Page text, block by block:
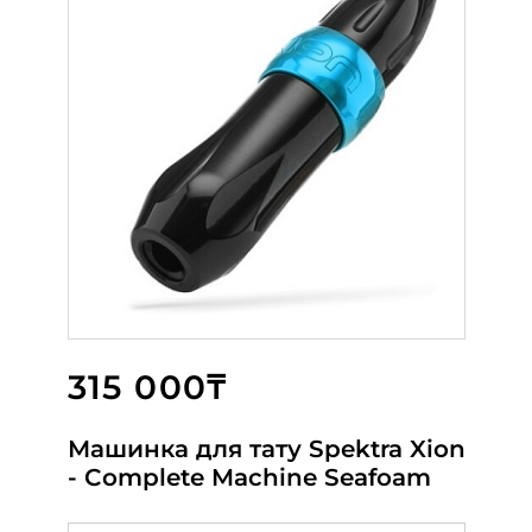
315 000₸
Машинка для тату Spektra Xion
- Complete Machine Seafoam
68 000₸
МАШИНКА BIOMASER U8
PURPLE
82 800₸
HAWK Grip Red 25